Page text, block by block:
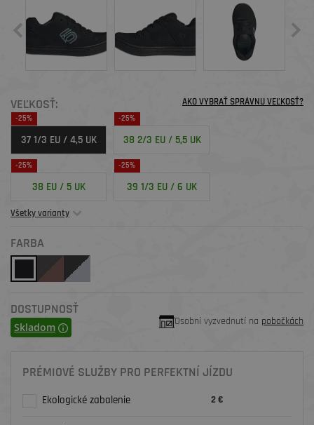
VEĽKOSŤ: AKO VYBRAŤ SPRÁVNU VEĽKOSŤ?
-25%
37 1/3 EU / 4,5 UK
-25%
38 2/3 EU / 5,5 UK
-25%
38 EU / 5 UK
-25%
39 1/3 EU / 6 UK
Všetky varianty
FARBA
DOSTUPNOSŤ
Skladom Osobní vyzvednutí na pobočkách
PRÉMIOVÉ SLUŽBY PRO PERFEKTNÍ JÍZDU
Ekologické zabalenie 2 €